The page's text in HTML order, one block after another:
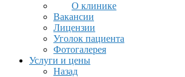
О клинике
Вакансии
Лицензии
Уголок пациента
Фотогалерея
Услуги и цены
Назад